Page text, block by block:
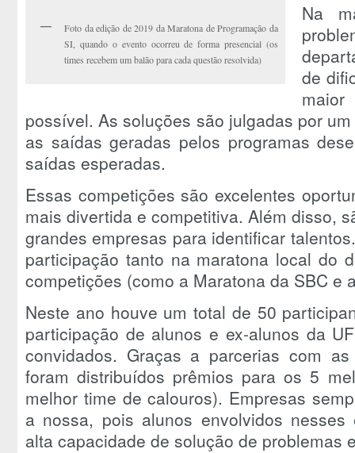
Foto da edição de 2019 da Maratona de Programação da
SI, quando o evento ocorreu de forma presencial (os
times recebem um balão para cada questão resolvida)
Na
de
possível. As soluções são julgadas por
as saídas geradas pelos programas
saídas esperadas.
Essas competições são excelentes
mais divertida e competitiva. Além disso,
grandes empresas para identificar
participação tanto na maratona local do
competições (como a Maratona da SBC e
Neste ano houve um total de 50
participação de alunos e ex-alunos da
convidados. Graças a parcerias com
foram distribuídos prêmios para os 5
melhor time de calouros). Empresas
a nossa, pois alunos envolvidos nesses
alta capacidade de solução de problemas